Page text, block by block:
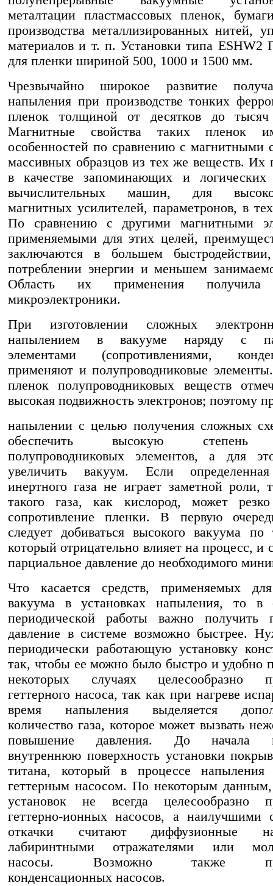
металтации пластмассовых пленок,
производства металлизированных нитей,
материалов и т. п. Установки типа ESHW2
для пленки шириной 500, 1000 и 1500 мм.
Чрезвычайно широкое развитие
напыления при производстве тонких
пленок толщиной от десятков до тысяч
Магнитные свойства таких пленок
особенностей по сравнению с магнитными
массивных образцов из тех же веществ. Их
в качестве запоминающих и логических
вычислительных машин, для
магнитных усилителей, параметронов, в
По сравнению с другими магнитными
применяемыми для этих целей,
заключаются в большем
потреблении энергии и меньшем
Область их применения получила
микроэлектроники.
При изготовлении сложных
напылением в вакууме наряду с
элементами (сопротивлениями,
применяют и полупроводниковые
пленок полупроводниковых веществ
высокая подвижность электронов; поэтому
напылении с целью получения сложных
обеспечить высокую степень
полупроводниковых элементов, а для
увеличить вакуум. Если
инертного газа не играет заметной роли,
такого газа, как кислород, может
сопротивление пленки. В первую
следует добиваться высокого вакуума по
который отрицательно влияет на процесс, и
парциальное давление до необходимого
Что касается средств, применяемых
вакуума в установках напыления, то в
периодической работы важно получить
давление в системе возможно быстрее.
периодически работающую установку
так, чтобы ее можно было быстро и удобно
некоторых случаях целесообразно
геттерного насоса, так как при нагреве
время напыления выделяется
количество газа, которое может вызвать
повышение давления. До начала
внутреннюю поверхность установки
титана, который в процессе
геттерным насосом. По некоторым
установок не всегда целесообразно
геттерно-ионных насосов, а наилучшими
откачки считают диффузионные
лабиринтными отражателями или
насосы. Возможно также
конденсационных насосов.